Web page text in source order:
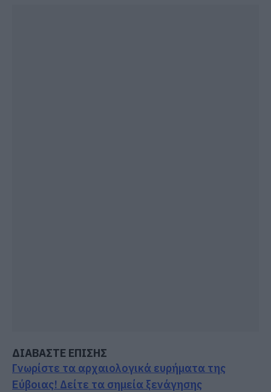
ΔΙΑΒΑΣΤΕ ΕΠΙΣΗΣ
Γνωρίστε τα αρχαιολογικά ευρήματα της
Εύβοιας! Δείτε τα σημεία ξενάγησης